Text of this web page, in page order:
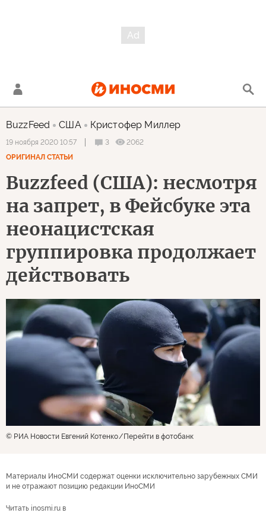
BuzzFeed США Кристофер Миллер
19 ноября 2020 10:57 3
2062
ОРИГИНАЛ СТАТЬИ
Buzzfeed (США): несмотря
на запрет, в Фейсбуке эта
неонацистская
группировка продолжает
действовать
© РИА Новости Евгений Котенко Перейти в фотобанк
Материалы ИноСМИ содержат оценки исключительно зарубежных СМИ
и не отражают позицию редакции ИноСМИ
Читать inosmi.ru в